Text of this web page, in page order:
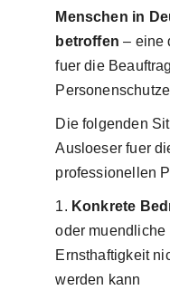
Menschen in
betroffen – eine
fuer die
Die folgenden
Ausloeser fuer
professionellen
Konkrete
oder muendliche
Ernsthaftigkeit
werden kann